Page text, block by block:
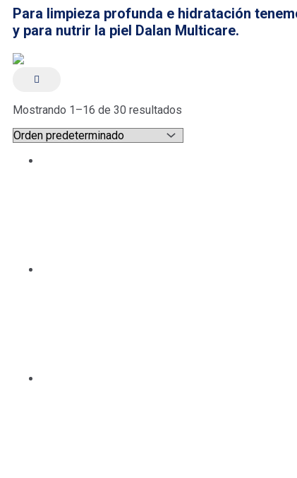
Para limpieza profunda e hidratación
y para nutrir la piel Dalan Multicare.
Mostrando 1–16 de 30 resultados